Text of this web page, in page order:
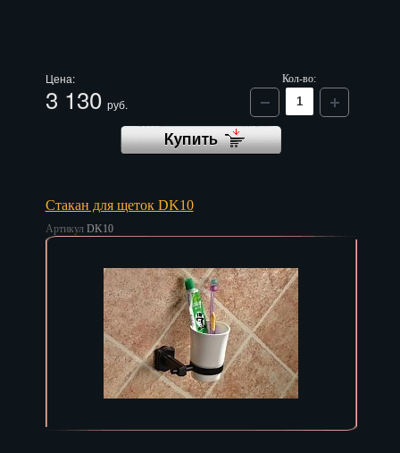
Зеленоград
Иваново
Казань
Калининград
Калуга
Кемерово
Цена:
3 130 руб.
Кол-во:
Стакан для щеток DK10
Артикул DK10